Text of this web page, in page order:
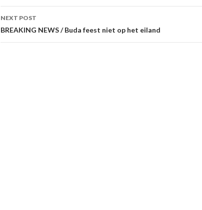
NEXT POST
BREAKING NEWS / Buda feest niet op het eiland